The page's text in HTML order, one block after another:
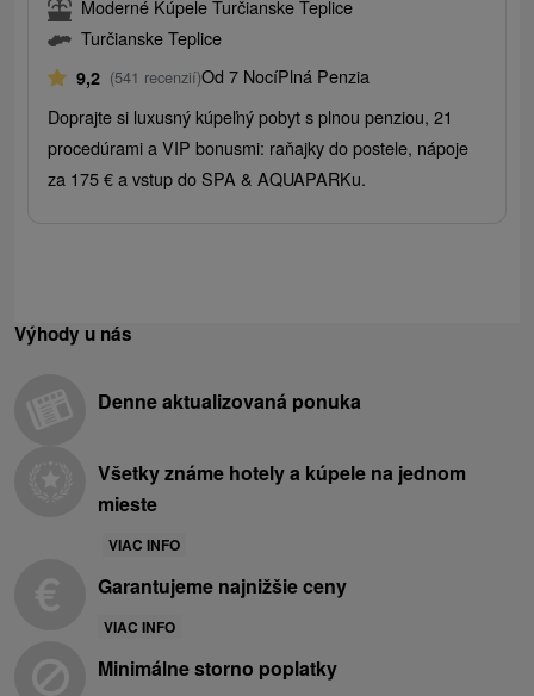
Moderné Kúpele Turčianske Teplice
Turčianske Teplice
9,2 (541 recenzií)Od 7 NocíPlná Penzia
Doprajte si luxusný kúpeľný pobyt s plnou penziou, 21
procedúrami a VIP bonusmi: raňajky do postele, nápoje
za 175 € a vstup do SPA & AQUAPARKu.
Výhody u nás
Denne aktualizovaná ponuka
Všetky známe hotely a kúpele na jednom
mieste
VIAC INFO
Garantujeme najnižšie ceny
VIAC INFO
Minimálne storno poplatky